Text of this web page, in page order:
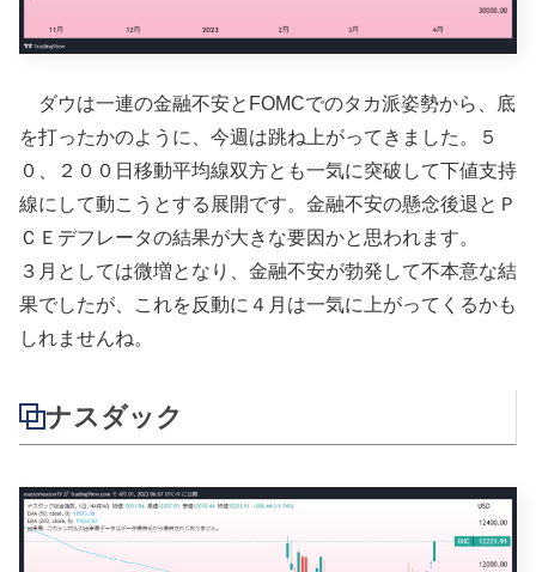
ダウは一連の金融不安とFOMCでのタカ派姿勢から、底
を打ったかのように、今週は跳ね上がってきました。５
０、２００日移動平均線双方とも一気に突破して下値支持
線にして動こうとする展開です。金融不安の懸念後退とＰ
ＣＥデフレータの結果が大きな要因かと思われます。
３月としては微増となり、金融不安が勃発して不本意な結
果でしたが、これを反動に４月は一気に上がってくるかも
しれませんね。
ナスダック